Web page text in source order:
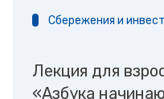
Сбережения и
Лекция для
«Азбука